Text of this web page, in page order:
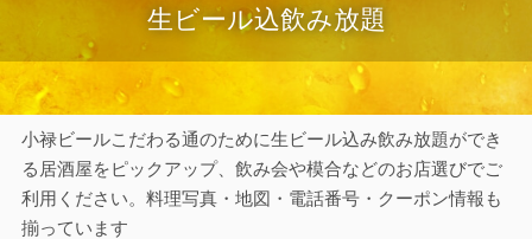
生ビール込飲み放題
小禄ビールこだわる通のために生ビール込み飲み放題ができ
る居酒屋をピックアップ、飲み会や模合などのお店選びでご
利用ください。料理写真・地図・電話番号・クーポン情報も
揃っています